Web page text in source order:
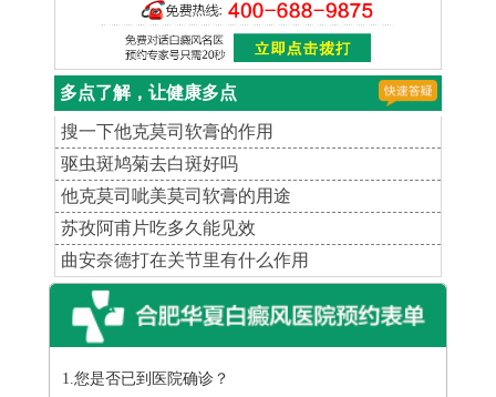
多点了解，让健康多点
搜一下他克莫司软膏的作用
驱虫斑鸠菊去白斑好吗
他克莫司呲美莫司软膏的用途
苏孜阿甫片吃多久能见效
曲安奈德打在关节里有什么作用
1.您是否已到医院确诊？